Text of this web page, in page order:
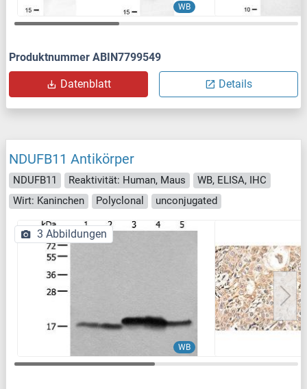
WB
Produktnummer ABIN7799549
Datenblatt Details
NDUFB11 Antikörper
NDUFB11 Reaktivität: Human, Maus
WB, ELISA, IHC
Wirt: Kaninchen
Polyclonal unconjugated
WB
3 Abbildungen